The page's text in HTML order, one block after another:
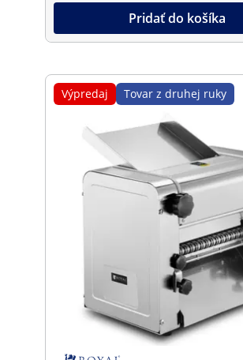
Pridať do košíka
Výpredaj Tovar z druhej ruky